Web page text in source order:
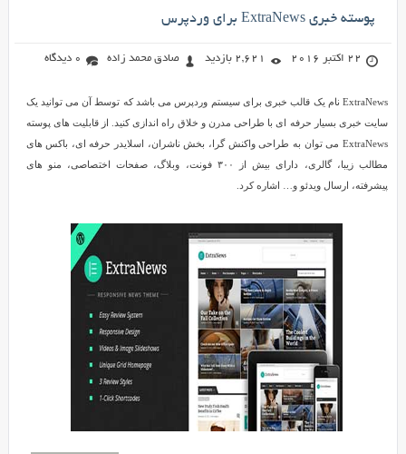
پوسته خبری ExtraNews برای وردپرس
22 اکتبر 2016 2,621 بازدید صادق محمد زاده 0 دیدگاه
ExtraNews نام یک قالب خبری برای سیستم وردپرس می باشد که توسط آن می توانید یک
سایت خبری بسیار حرفه ای با طراحی مدرن و خلاق راه اندازی کنید. از قابلیت های پوسته
ExtraNews می توان به طراحی واکنش گرا، بخش ناشران، اسلایدر حرفه ای، باکس های
مطالب زیبا، گالری، دارای بیش از ۳۰۰ فونت، وبلاگ، صفحات اختصاصی، منو های
پیشرفته، ارسال ویدئو و… اشاره کرد.